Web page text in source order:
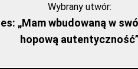
Wybrany utwór:
„Mam wbudowaną w
hopową